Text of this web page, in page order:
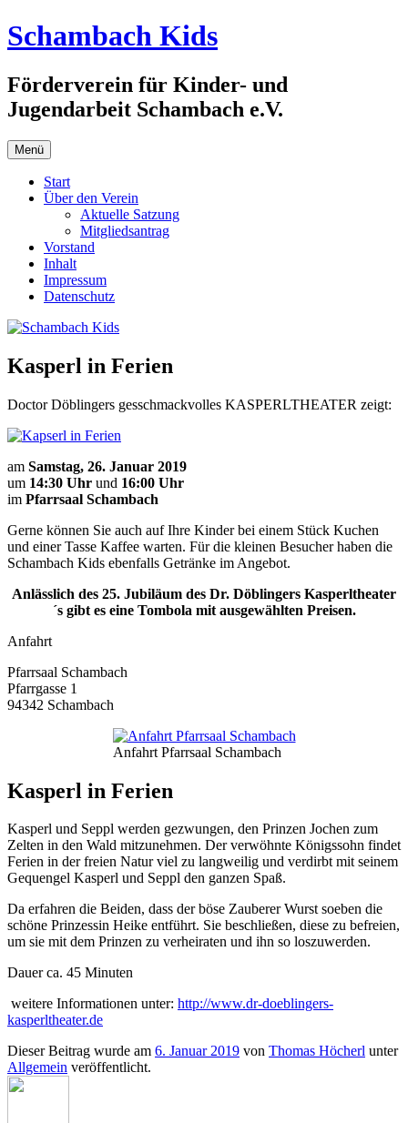
Zum
Inhalt
Schambach Kids
Förderverein für Kinder- und
Jugendarbeit Schambach e.V.
Menü
Start
Über den Verein
Aktuelle Satzung
Mitgliedsantrag
Vorstand
Inhalt
Impressum
Datenschutz
Kasperl in Ferien
Doctor Döblingers gesschmackvolles KASPERLTHEATER zeigt:
am Samstag, 26. Januar 2019
um 14:30 Uhr und 16:00 Uhr
im Pfarrsaal Schambach
Gerne können Sie auch auf Ihre Kinder bei einem Stück Kuchen
und einer Tasse Kaffee warten. Für die kleinen Besucher haben die
Schambach Kids ebenfalls Getränke im Angebot.
Anlässlich des 25. Jubiläum des Dr. Döblingers Kasperltheater
´s gibt es eine Tombola mit ausgewählten Preisen.
Anfahrt
Pfarrsaal Schambach
Pfarrgasse 1
94342 Schambach
Anfahrt Pfarrsaal Schambach
Kasperl in Ferien
Kasperl und Seppl werden gezwungen, den Prinzen Jochen zum
Zelten in den Wald mitzunehmen. Der verwöhnte Königssohn findet
Ferien in der freien Natur viel zu langweilig und verdirbt mit seinem
Gequengel Kasperl und Seppl den ganzen Spaß.
Da erfahren die Beiden, dass der böse Zauberer Wurst soeben die
schöne Prinzessin Heike entführt. Sie beschließen, diese zu befreien,
um sie mit dem Prinzen zu verheiraten und ihn so loszuwerden.
Dauer ca. 45 Minuten
weitere Informationen unter: http://www.dr-doeblingers-
kasperltheater.de
Dieser Beitrag wurde am 6. Januar 2019 von Thomas Höcherl unter
Allgemein veröffentlicht.